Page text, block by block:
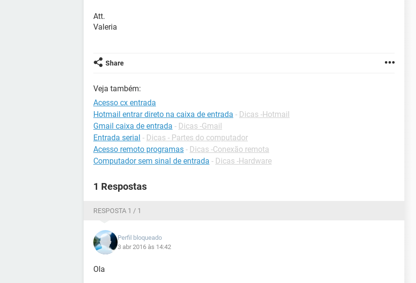
Att.
Valeria
Share
Veja também:
Acesso cx entrada
Hotmail entrar direto na caixa de entrada - Dicas -Hotmail
Gmail caixa de entrada - Dicas -Gmail
Entrada serial - Dicas - Partes do computador
Acesso remoto programas - Dicas -Conexão remota
Computador sem sinal de entrada - Dicas -Hardware
1 Respostas
RESPOSTA 1 / 1
Perfil bloqueado
3 abr 2016 às 14:42
Ola